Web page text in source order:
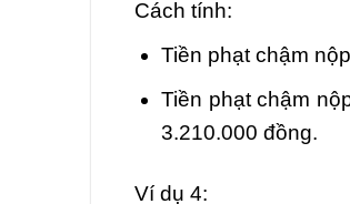
Cách tính:
Tiền phạt chậm
Tiền phạt chậm
3.210.000 đồng.
Ví dụ 4: